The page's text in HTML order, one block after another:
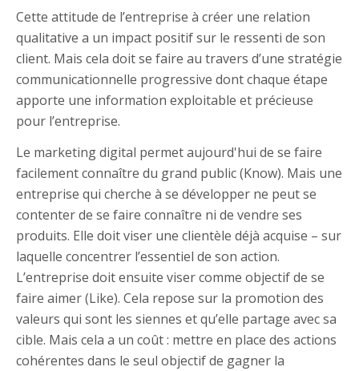
Cette attitude de l’entreprise à créer une relation
qualitative a un impact positif sur le ressenti de son
client. Mais cela doit se faire au travers d’une stratégie
communicationnelle progressive dont chaque étape
apporte une information exploitable et précieuse
pour l’entreprise.
Le marketing digital permet aujourd'hui de se faire
facilement connaître du grand public (Know). Mais une
entreprise qui cherche à se développer ne peut se
contenter de se faire connaître ni de vendre ses
produits. Elle doit viser une clientèle déjà acquise – sur
laquelle concentrer l’essentiel de son action.
L’entreprise doit ensuite viser comme objectif de se
faire aimer (Like). Cela repose sur la promotion des
valeurs qui sont les siennes et qu’elle partage avec sa
cible. Mais cela a un coût : mettre en place des actions
cohérentes dans le seul objectif de gagner la